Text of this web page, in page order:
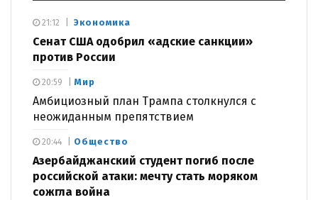
Экономика
Сенат США одобрил «адские санкции»
против России
21:12
Мир
Амбициозный план Трампа столкнулся с
неожиданным препятствием
20:59
Общество
Азербайджанский студент погиб после
российской атаки: мечту стать моряком
сожгла война
20:44